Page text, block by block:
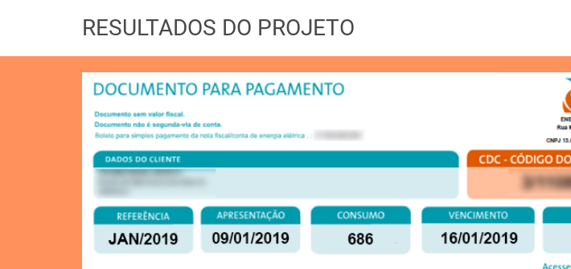
RESULTADOS DO PROJETO